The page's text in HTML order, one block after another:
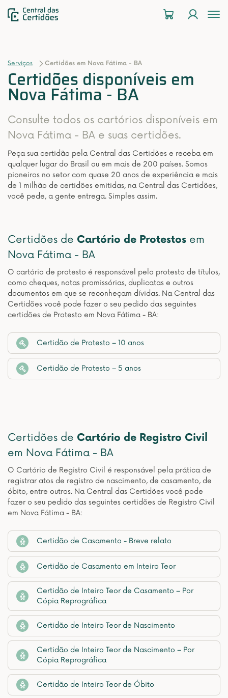
Serviços Certidões em Nova Fátima - BA
Certidões disponíveis em
Nova Fátima - BA
Consulte todos os cartórios disponíveis em
Nova Fátima - BA e suas certidões.
Peça sua certidão pela Central das Certidões e receba em
qualquer lugar do Brasil ou em mais de 200 países. Somos
pioneiros no setor com quase 20 anos de experiência e mais
de 1 milhão de certidões emitidas, na Central das Certidões,
você pede, a gente entrega. Simples assim.
Certidões de Cartório de Protestos em
Nova Fátima - BA
O cartório de protesto é responsável pelo protesto de títulos,
como cheques, notas promissórias, duplicatas e outros
documentos em que se reconheçam dívidas. Na Central das
Certidões você pode fazer o seu pedido das seguintes
certidões de Protesto em Nova Fátima - BA:
Certidão de Protesto – 10 anos
Certidão de Protesto – 5 anos
Certidões de Cartório de Registro Civil
em Nova Fátima - BA
O Cartório de Registro Civil é responsável pela prática de
registrar atos de registro de nascimento, de casamento, de
óbito, entre outros. Na Central das Certidões você pode
fazer o seu pedido das seguintes certidões de Registro Civil
em Nova Fátima - BA:
Certidão de Casamento - Breve relato
Certidão de Casamento em Inteiro Teor
Certidão de Inteiro Teor de Casamento – Por
Cópia Reprográfica
Certidão de Inteiro Teor de Nascimento
Certidão de Inteiro Teor de Nascimento – Por
Cópia Reprográfica
Certidão de Inteiro Teor de Óbito